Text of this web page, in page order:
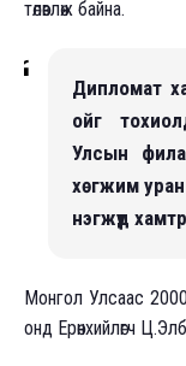
төлөвлөж байна.
Дипломат
ойг
Улсын
хөгжим
нэгжүүд
Монгол Улсаас
онд Ерөнхийлөгч